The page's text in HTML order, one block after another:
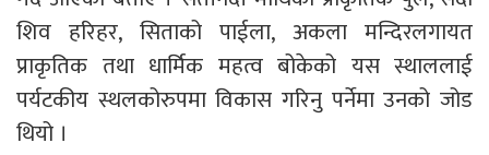
शिव हरिहर, सिताको पाईला, अकला मन्दिरलगायत
प्राकृतिक तथा धार्मिक महत्व बोकेको यस स्थाललाई
पर्यटकीय स्थलकोरुपमा विकास गरिनु पर्नेमा उनको जोड
थियो ।